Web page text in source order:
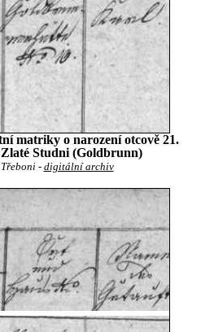
matriky o narození otcově 21.
Studni (Goldbrunn)
Třeboni - digitální archiv